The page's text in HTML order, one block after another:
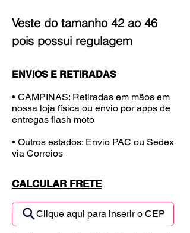
Veste do tamanho 42 ao 46
pois possui regulagem
ENVIOS E RETIRADAS
• CAMPINAS: Retiradas em mãos em
nossa loja física ou envio por apps de
entregas flash moto
• Outros estados: Envio PAC ou Sedex
via Correios
CALCULAR FRETE
Clique aqui para inserir o CEP